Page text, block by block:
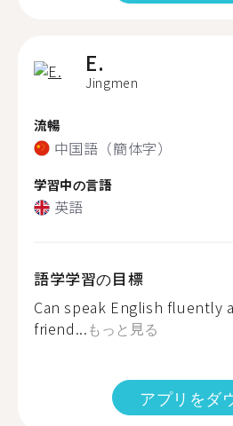
E.
Jingmen
流暢
中国語（簡体字）
学習中の言語
英語
語学学習の目標
Can speak English fluently
friend...もっと見る
アプリをダ